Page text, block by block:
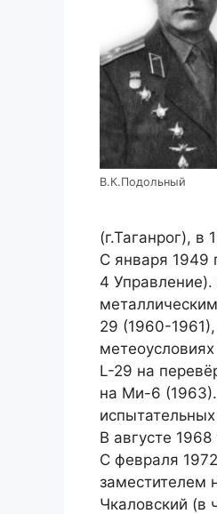
В.К.Подольный
(г.Таганрог),
С января 1949
4
29 (1960-
L-29 на
на Ми-6 (1963).
В августе
С февраля
заместителем
Чкаловский (в